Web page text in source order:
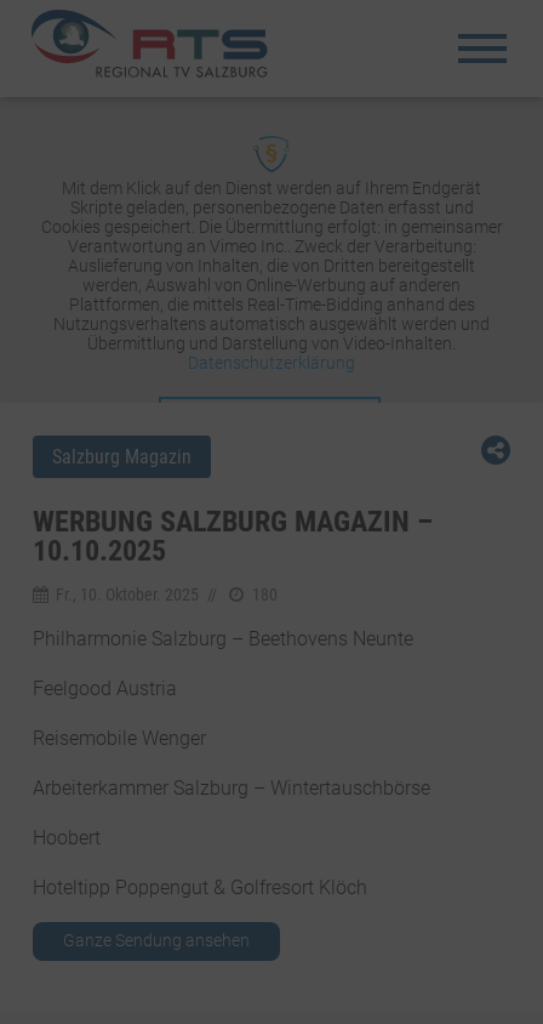
Mit dem Klick auf den Dienst werden auf Ihrem Endgerät
Skripte geladen, personenbezogene Daten erfasst und
Cookies gespeichert. Die Übermittlung erfolgt: in gemeinsamer
Verantwortung an Vimeo Inc.. Zweck der Verarbeitung:
Auslieferung von Inhalten, die von Dritten bereitgestellt
werden, Auswahl von Online-Werbung auf anderen
Plattformen, die mittels Real-Time-Bidding anhand des
Nutzungsverhaltens automatisch ausgewählt werden und
Übermittlung und Darstellung von Video-Inhalten.
Datenschutzerklärung
Salzburg Magazin
WERBUNG SALZBURG MAGAZIN –
10.10.2025
Fr., 10. Oktober. 2025 180
Philharmonie Salzburg – Beethovens Neunte
Feelgood Austria
Reisemobile Wenger
Arbeiterkammer Salzburg – Wintertauschbörse
Hoobert
Hoteltipp Poppengut & Golfresort Klöch
Ganze Sendung ansehen